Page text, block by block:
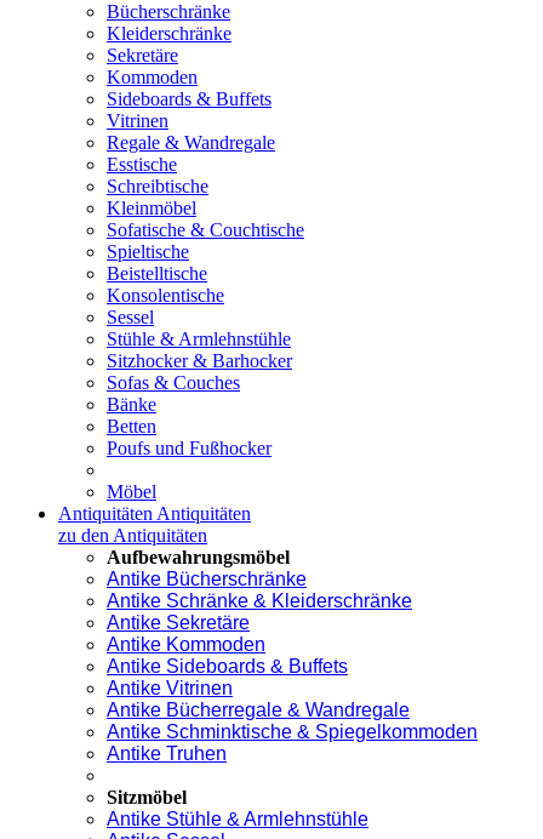
Bücherschränke
Kleiderschränke
Sekretäre
Kommoden
Sideboards & Buffets
Vitrinen
Regale & Wandregale
Esstische
Schreibtische
Kleinmöbel
Sofatische & Couchtische
Spieltische
Beistelltische
Konsolentische
Sessel
Stühle & Armlehnstühle
Sitzhocker & Barhocker
Sofas & Couches
Bänke
Betten
Poufs und Fußhocker
Möbel
Antiquitäten Antiquitäten
zu den Antiquitäten
Aufbewahrungsmöbel
Antike Bücherschränke
Antike Schränke & Kleiderschränke
Antike Sekretäre
Antike Kommoden
Antike Sideboards & Buffets
Antike Vitrinen
Antike Bücherregale & Wandregale
Antike Schminktische & Spiegelkommoden
Antike Truhen
Sitzmöbel
Antike Stühle & Armlehnstühle